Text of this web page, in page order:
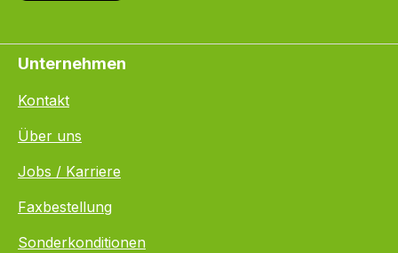
Unternehmen
Kontakt
Über uns
Jobs / Karriere
Faxbestellung
Sonderkonditionen